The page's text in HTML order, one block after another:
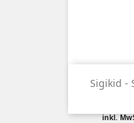
Sigikid -
inkl.